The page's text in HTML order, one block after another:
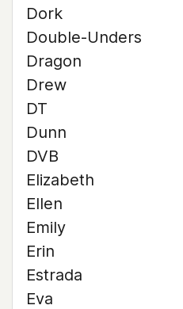
Dork
Double-Unders
Dragon
Drew
DT
Dunn
DVB
Elizabeth
Ellen
Emily
Erin
Estrada
Eva